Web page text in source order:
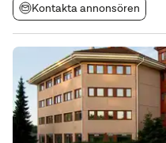
Kontakta annonsören